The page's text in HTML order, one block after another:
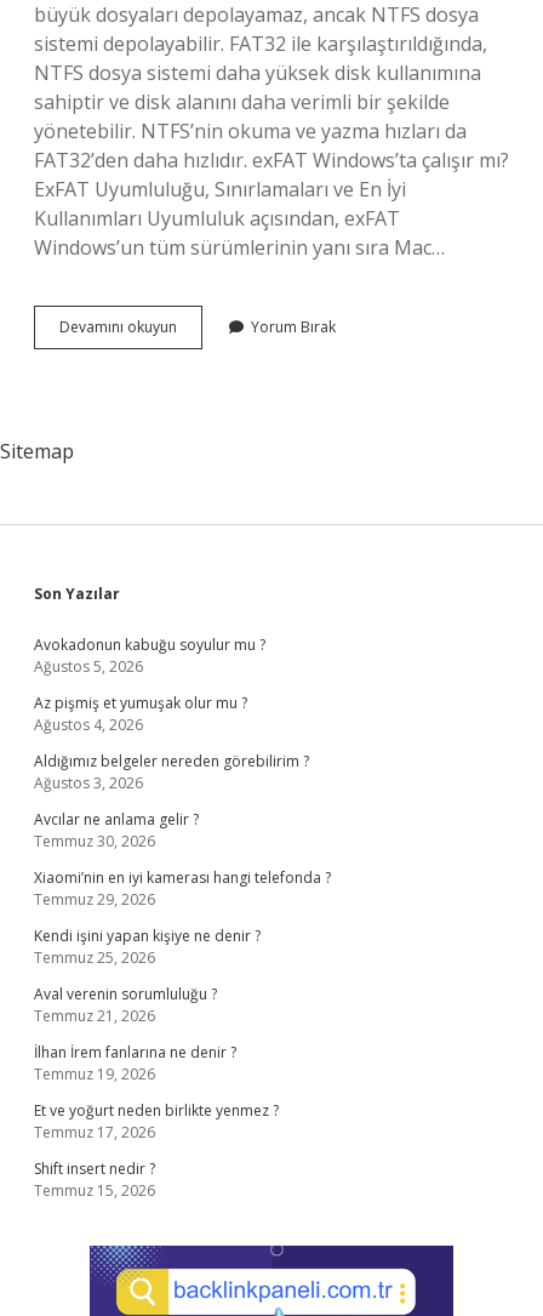
büyük dosyaları depolayamaz, ancak NTFS dosya
sistemi depolayabilir. FAT32 ile karşılaştırıldığında,
NTFS dosya sistemi daha yüksek disk kullanımına
sahiptir ve disk alanını daha verimli bir şekilde
yönetebilir. NTFS’nin okuma ve yazma hızları da
FAT32’den daha hızlıdır. exFAT Windows’ta çalışır mı?
ExFAT Uyumluluğu, Sınırlamaları ve En İyi
Kullanımları Uyumluluk açısından, exFAT
Windows’un tüm sürümlerinin yanı sıra Mac…
Devamını okuyun
Mi
Yorum Bırak
Sitemap
Sidebar
Son Yazılar
Avokadonun kabuğu soyulur mu ?
Ağustos 5, 2026
Az pişmiş et yumuşak olur mu ?
Ağustos 4, 2026
Aldığımız belgeler nereden görebilirim ?
Ağustos 3, 2026
Avcılar ne anlama gelir ?
Temmuz 30, 2026
Xiaomi’nin en iyi kamerası hangi telefonda ?
Temmuz 29, 2026
Kendi işini yapan kişiye ne denir ?
Temmuz 25, 2026
Aval verenin sorumluluğu ?
Temmuz 21, 2026
İlhan İrem fanlarına ne denir ?
Temmuz 19, 2026
Et ve yoğurt neden birlikte yenmez ?
Temmuz 17, 2026
Shift insert nedir ?
Temmuz 15, 2026